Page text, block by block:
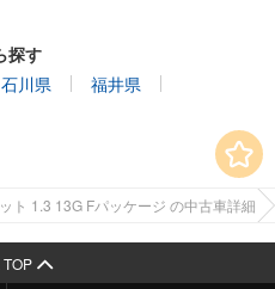
探す
石川県
福井県
ト 1.3 13G Fパッケージ の中古車詳細
TOP